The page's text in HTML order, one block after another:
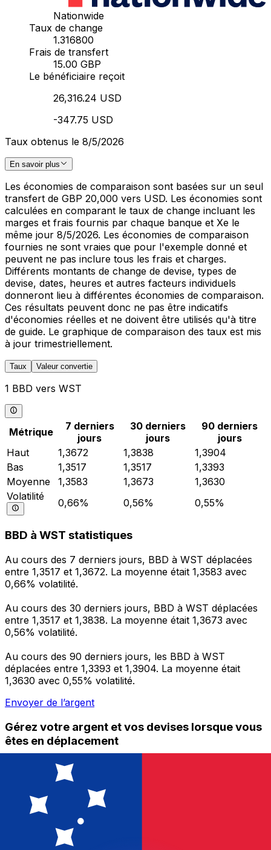
Nationwide
Taux de change
1.316800
Frais de transfert
15.00 GBP
Le bénéficiaire reçoit
26,316.24 USD
-347.75 USD
Taux obtenus le 8/5/2026
En savoir plus
Les économies de comparaison sont basées sur un seul
transfert de GBP 20,000 vers USD. Les économies sont
calculées en comparant le taux de change incluant les
marges et frais fournis par chaque banque et Xe le
même jour 8/5/2026. Les économies de comparaison
fournies ne sont vraies que pour l'exemple donné et
peuvent ne pas inclure tous les frais et charges.
Différents montants de change de devise, types de
devise, dates, heures et autres facteurs individuels
donneront lieu à différentes économies de comparaison.
Ces résultats peuvent donc ne pas être indicatifs
d'économies réelles et ne doivent être utilisés qu'à titre
de guide. Le graphique de comparaison des taux est mis
à jour trimestriellement.
Taux Valeur convertie
1 BBD vers WST
Métrique
7 derniers
jours
30 derniers
jours
90 derniers
jours
Haut
1,3672 1,3838
1,3904
Bas
1,3517 1,3517
1,3393
Moyenne
1,3583 1,3673
1,3630
Volatilité
0,66% 0,56% 0,55%
BBD à WST statistiques
Au cours des 7 derniers jours, BBD à WST déplacées
entre 1,3517 et 1,3672. La moyenne était 1,3583 avec
0,66% volatilité.
Au cours des 30 derniers jours, BBD à WST déplacées
entre 1,3517 et 1,3838. La moyenne était 1,3673 avec
0,56% volatilité.
Au cours des 90 derniers jours, les BBD à WST
déplacées entre 1,3393 et 1,3904. La moyenne était
1,3630 avec 0,55% volatilité.
Envoyer de l’argent
Gérez votre argent et vos devises lorsque vous
êtes en déplacement
L'application Xe réunit toutes les fonctionnalités
nécessaires pour vos transferts d'argent internationaux
et la gestion de vos devises. Convertissez des devises,
programmez des alertes de taux et transférez de
l'argent à l'étranger sans frais cachés. Téléchargez
l'application dès aujourd'hui !